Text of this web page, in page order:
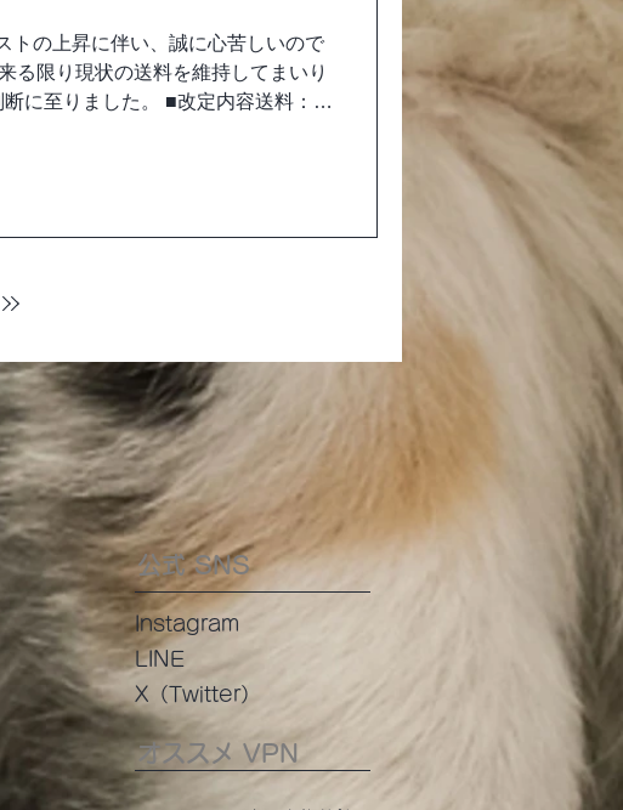
トの上昇に伴い、誠に心苦しいので
る限り現状の送料を維持してまいり
に至りました。 ■改定内容送料：
公式 SNS
Instagram
LINE
​X（Twitter）
オススメ VPN